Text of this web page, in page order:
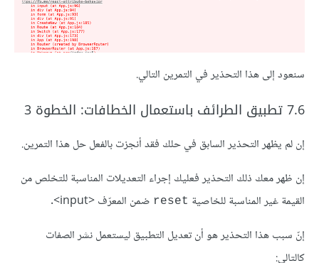
سنعود إلى هذا التحذير في التمرين التالي.
7.6 تطبيق الطرائف باستعمال الخطافات: الخطوة 3
إن لم يظهر التحذير السابق في حلك فقد أنجزت بالفعل حل هذا التمرين.
إن ظهر معك ذلك التحذير فعليك إجراء التعديلات المناسبة للتخلص من
القيمة غير المناسبة للخاصية reset ضمن المعرّف <input>.
إنّ سبب هذا التحذير هو أن تعديل التطبيق ليستعمل نشر الصفات
كالتالي: